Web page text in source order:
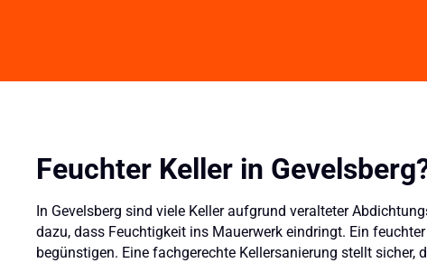
Feuchter Keller in
In Gevelsberg sind viele Keller aufgrund veralteter
dazu, dass Feuchtigkeit ins Mauerwerk eindringt. Ein
begünstigen. Eine fachgerechte Kellersanierung stellt